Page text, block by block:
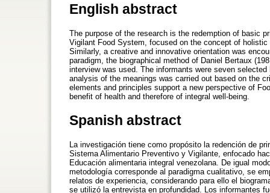
English abstract
The purpose of the research is the redemption of basic
Vigilant Food System, focused on the concept of
Similarly, a creative and innovative orientation was
paradigm, the biographical method of Daniel Bertaux
interview was used. The informants were seven
analysis of the meanings was carried out based on the
elements and principles support a new perspective of
benefit of health and therefore of integral well-being.
Spanish abstract
La investigación tiene como propósito la redención de
Sistema Alimentario Preventivo y Vigilante, enfocado
Educación alimentaria integral venezolana. De igual
metodología corresponde al paradigma cualitativo, se
relatos de experiencia, considerando para ello el
se utilizó la entrevista en profundidad. Los informantes